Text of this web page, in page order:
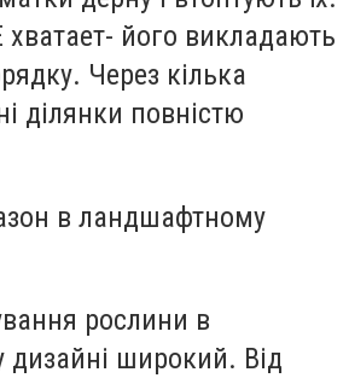
його викладають
Через кілька
ділянки повністю
в ландшафтному
рослини в
широкий. Від